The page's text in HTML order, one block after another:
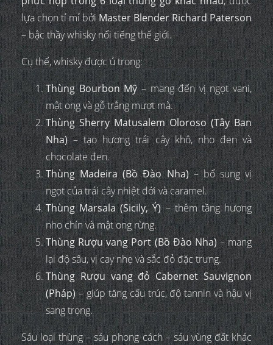
lựa chọn tỉ mỉ bởiMaster Blender Richard Paterson
– bậc thầy whisky nổi tiếng thế giới.
Cụ thể, whisky được ủ trong:
Thùng Bourbon Mỹ– mang đến vị ngọt vani,
mật ong và gỗ trắng mượt mà.
Thùng Sherry Matusalem Oloroso (Tây Ban
Nha)– tạo hương trái cây khô, nho đen và
chocolate đen.
Thùng Madeira (Bồ Đào Nha)– bổ sung vị
ngọt của trái cây nhiệt đới và caramel.
Thùng Marsala (Sicily, Ý)– thêm tầng hương
nho chín và mật ong rừng.
Thùng Rượu vang Port (Bồ Đào Nha)– mang
lại độ sâu, vị cay nhẹ và sắc đỏ đặc trưng.
Thùng Rượu vang đỏ Cabernet Sauvignon
(Pháp)– giúp tăng cấu trúc, độ tannin và hậu vị
sang trọng.
Sáu loại thùng – sáu phong cách – sáu vùng đất khác